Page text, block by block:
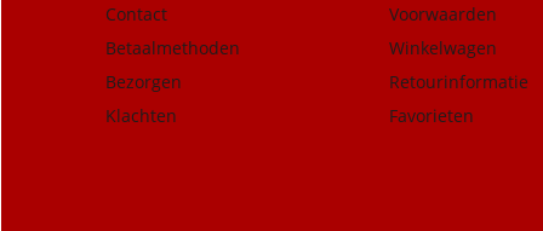
Contact
Betaalmethoden
Bezorgen
Klachten
Voorwaarden
Winkelwagen
Retourinformatie
Favorieten